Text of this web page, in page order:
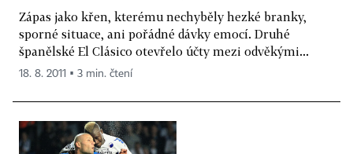
Zápas jako křen, kterému nechyběly hezké branky,
sporné situace, ani pořádné dávky emocí. Druhé
španělské El Clásico otevřelo účty mezi odvěkými...
18. 8. 2011 ▪ 3 min. čtení